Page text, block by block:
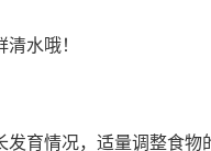
水哦！
育情况，适量调整食物